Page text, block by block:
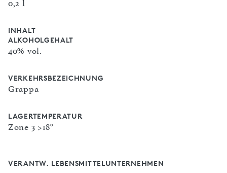
0,2 l
INHALT
ALKOHOLGEHALT
40% vol.
VERKEHRSBEZEICHNUNG
Grappa
LAGERTEMPERATUR
Zone 3 >18°
VERANTW. LEBENSMITTELUNTERNEHMEN